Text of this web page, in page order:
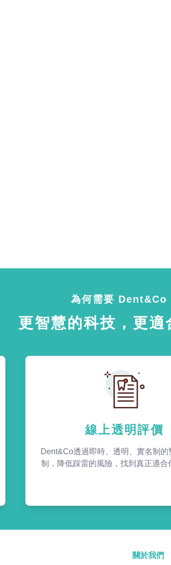
為何需要 Dent&Co
更智慧的科技，更適
線上透明評價
Dent&Co透過即時、透明、實名制的
制，降低踩雷的風險，找到真正適合
關於我們